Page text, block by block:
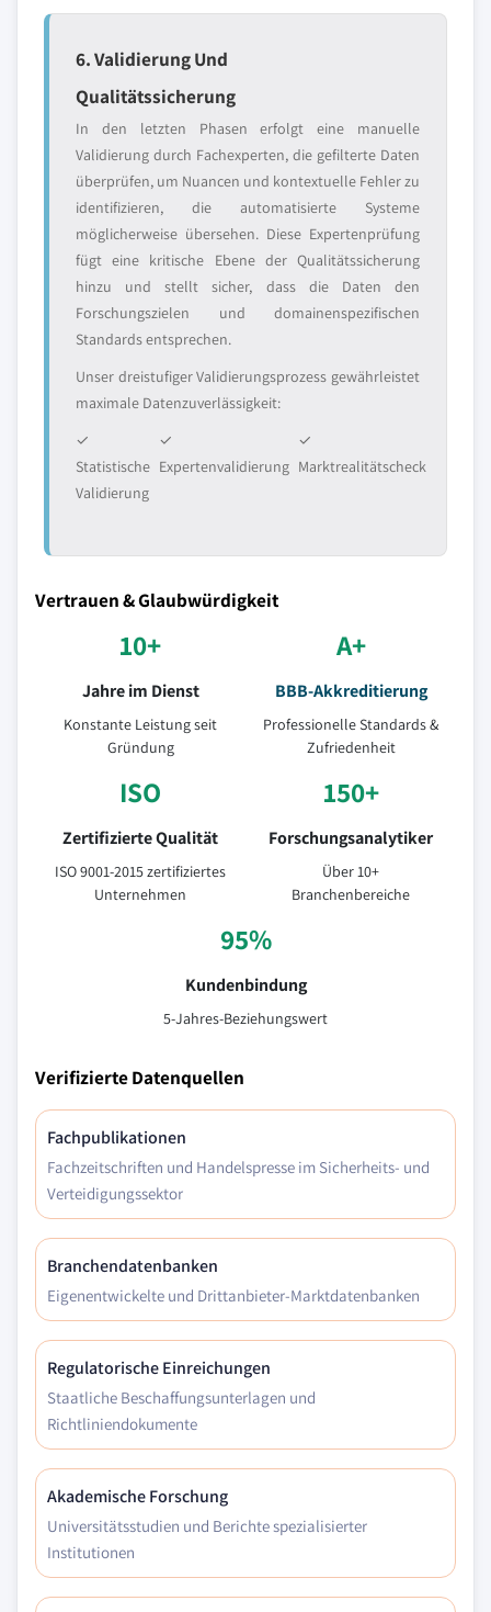
6. Validierung Und
Qualitätssicherung
In den letzten Phasen erfolgt eine manuelle
Validierung durch Fachexperten, die gefilterte Daten
überprüfen, um Nuancen und kontextuelle Fehler zu
identifizieren, die automatisierte Systeme
möglicherweise übersehen. Diese Expertenprüfung
fügt eine kritische Ebene der Qualitätssicherung
hinzu und stellt sicher, dass die Daten den
Forschungszielen und domainenspezifischen
Standards entsprechen.
Unser dreistufiger Validierungsprozess gewährleistet
maximale Datenzuverlässigkeit:
✓
Statistische
Validierung
✓
Expertenvalidierung
✓
Marktrealitätscheck
Vertrauen & Glaubwürdigkeit
10+
Jahre im Dienst
Konstante Leistung seit
Gründung
A+
BBB-Akkreditierung
Professionelle Standards &
Zufriedenheit
ISO
Zertifizierte Qualität
ISO 9001-2015 zertifiziertes
Unternehmen
150+
Forschungsanalytiker
Über 10+
Branchenbereiche
95%
Kundenbindung
5-Jahres-Beziehungswert
Verifizierte Datenquellen
Fachpublikationen
Fachzeitschriften und Handelspresse im Sicherheits- und
Verteidigungssektor
Branchendatenbanken
Eigenentwickelte und Drittanbieter-Marktdatenbanken
Regulatorische Einreichungen
Staatliche Beschaffungsunterlagen und
Richtliniendokumente
Akademische Forschung
Universitätsstudien und Berichte spezialisierter
Institutionen